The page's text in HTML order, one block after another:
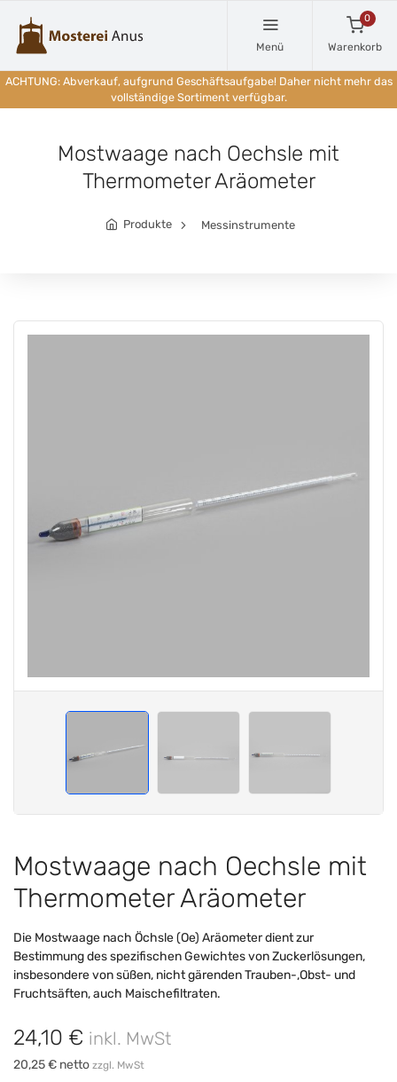
Menü
0
Warenkorb
ACHTUNG: Abverkauf, aufgrund Geschäftsaufgabe! Daher nicht mehr das
vollständige Sortiment verfügbar.
Mostwaage nach Oechsle mit
Thermometer Aräometer
Produkte Messinstrumente
Mostwaage nach Oechsle mit
Thermometer Aräometer
Die Mostwaage nach Öchsle (Oe) Aräometer dient zur
Bestimmung des spezifischen Gewichtes von Zuckerlösungen,
insbesondere von süßen, nicht gärenden Trauben-,Obst- und
Fruchtsäften, auch Maischefiltraten.
24,10 € inkl. MwSt
20,25 € netto zzgl. MwSt